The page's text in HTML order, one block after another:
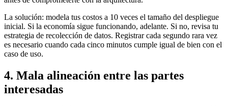
La solución: modela tus costos a 10 veces el tamaño del despliegue
inicial. Si la economía sigue funcionando, adelante. Si no, revisa tu
estrategia de recolección de datos. Registrar cada segundo rara vez
es necesario cuando cada cinco minutos cumple igual de bien con el
caso de uso.
4. Mala alineación entre las partes
interesadas